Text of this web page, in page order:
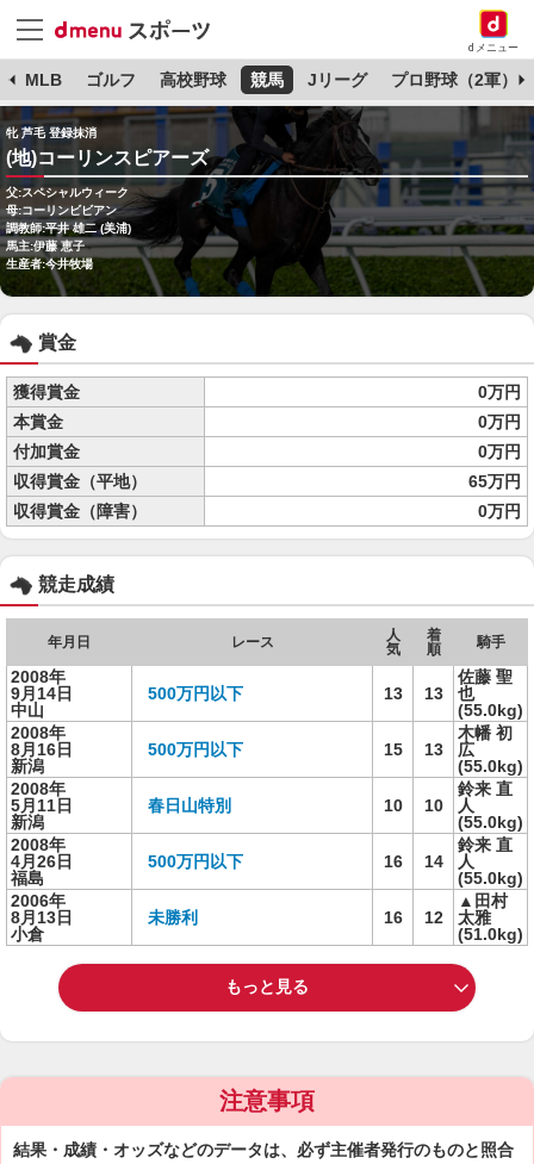
dメニュー
MLB ゴルフ 高校野球 競馬 Jリーグ プロ野球（2軍）
牝 芦毛 登録抹消
(地)コーリンスピアーズ
父:スペシャルウィーク
母:コーリンビビアン
調教師:平井 雄二 (美浦)
馬主:伊藤 恵子
生産者:今井牧場
賞金
獲得賞金
0万円
本賞金
0万円
付加賞金
0万円
収得賞金（平地）
65万円
収得賞金（障害）
0万円
競走成績
年月日 レース
人
気
着
順
騎手
2008年
9月14日
中山
500万円以下 13 13
佐藤 聖
也
(55.0kg)
2008年
8月16日
新潟
500万円以下 15 13
木幡 初
広
(55.0kg)
2008年
5月11日
新潟
春日山特別 10 10
鈴来 直
人
(55.0kg)
2008年
4月26日
福島
500万円以下 16 14
鈴来 直
人
(55.0kg)
2006年
8月13日
小倉
未勝利 16 12
▲田村
太雅
(51.0kg)
もっと見る
注意事項
結果・成績・オッズなどのデータは、必ず主催者発行のものと照合